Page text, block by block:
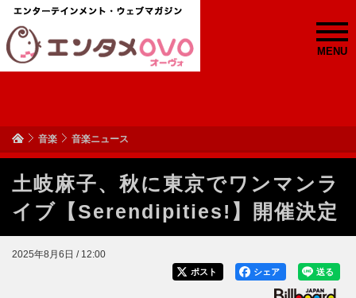
MENU
音楽 音楽ニュース
土岐麻子、秋に東京でワンマンラ
イブ【Serendipities!】開催決定
2025年8月6日 / 12:00
送る
シェア
ポスト